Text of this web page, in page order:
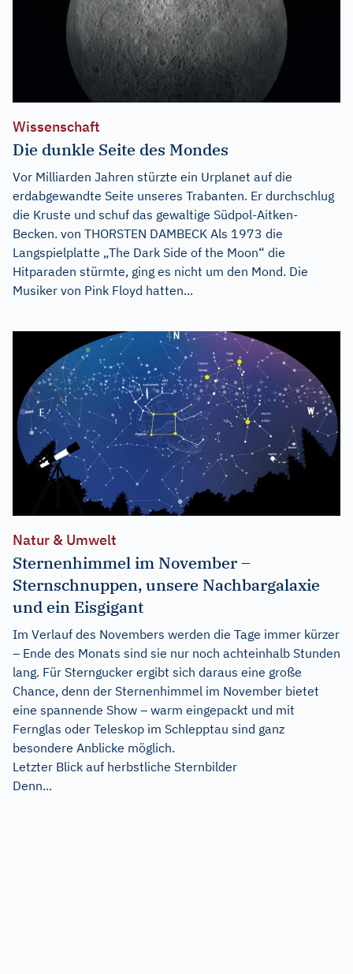
Wissenschaft
Die dunkle Seite des Mondes
Vor Milliarden Jahren stürzte ein Urplanet auf die
erdabgewandte Seite unseres Trabanten. Er durchschlug
die Kruste und schuf das gewaltige Südpol-Aitken-
Becken. von THORSTEN DAMBECK Als 1973 die
Langspielplatte „The Dark Side of the Moon“ die
Hitparaden stürmte, ging es nicht um den Mond. Die
Musiker von Pink Floyd hatten...
Natur & Umwelt
Sternenhimmel im November –
Sternschnuppen, unsere Nachbargalaxie
und ein Eisgigant
Im Verlauf des Novembers werden die Tage immer kürzer
– Ende des Monats sind sie nur noch achteinhalb Stunden
lang. Für Sterngucker ergibt sich daraus eine große
Chance, denn der Sternenhimmel im November bietet
eine spannende Show – warm eingepackt und mit
Fernglas oder Teleskop im Schlepptau sind ganz
besondere Anblicke möglich.
Letzter Blick auf herbstliche Sternbilder
Denn...